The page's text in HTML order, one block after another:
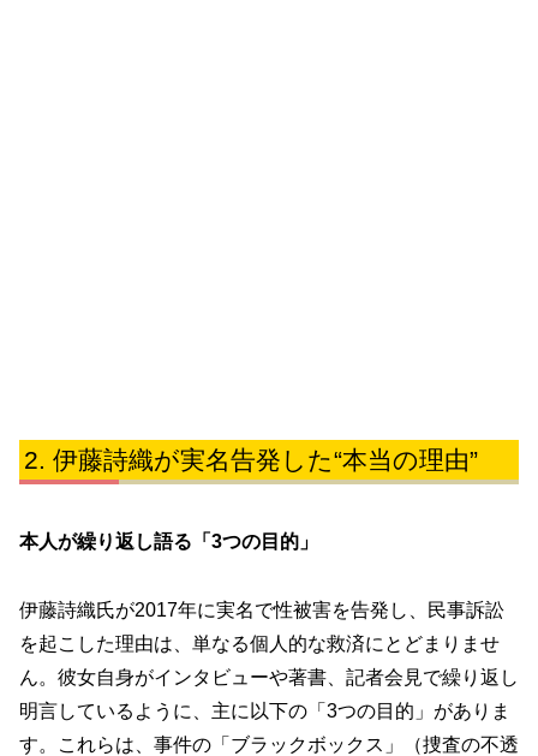
伊藤詩織が実名告発した“本当の理由”
本人が繰り返し語る「3つの目的」
伊藤詩織氏が2017年に実名で性被害を告発し、民事訴訟
を起こした理由は、単なる個人的な救済にとどまりませ
ん。彼女自身がインタビューや著書、記者会見で繰り返し
明言しているように、主に以下の「3つの目的」がありま
す。これらは、事件の「ブラックボックス」（捜査の不透